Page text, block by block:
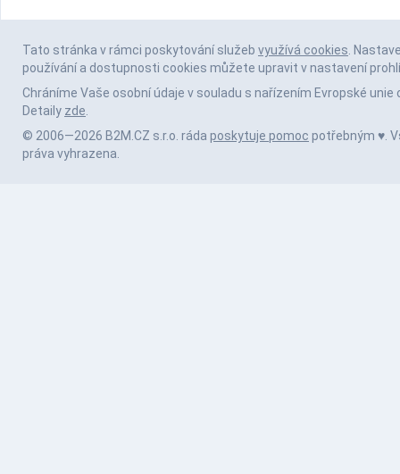
Tato stránka v rámci poskytování služeb využívá cookies.
používání a dostupnosti cookies můžete upravit v nastavení
Chráníme Vaše osobní údaje v souladu s nařízením Evropské unie
Detaily zde.
© 2006—2026 B2M.CZ s.r.o. ráda poskytuje pomoc potřebným ♥️.
práva vyhrazena.